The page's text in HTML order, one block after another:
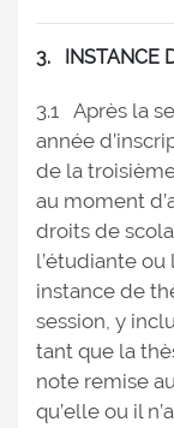
3. INSTANCE
3.1 Après la
année
de la
au moment
droits de
l’étudiante
instance de
session, y
tant que la
note remise
qu’elle ou il